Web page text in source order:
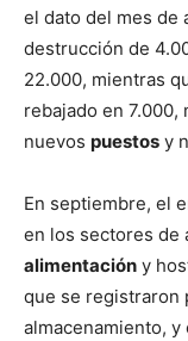
el dato del mes de
destrucción de
22.000, mientras
rebajado en
nuevos puestos y
En septiembre, el
en los sectores de
alimentación y
que se registraron
almacenamiento,